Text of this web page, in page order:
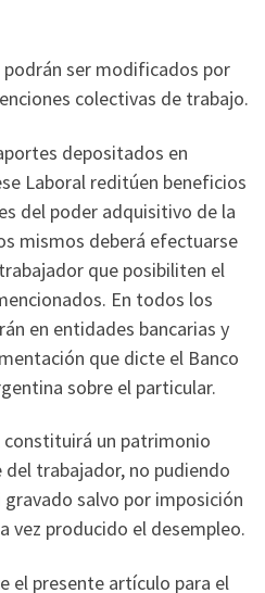
ser modificados por
colectivas de trabajo.
depositados en
Laboral reditúen beneficios
del poder adquisitivo de la
mismos deberá efectuarse
que posibiliten el
En todos los
en entidades bancarias y
que dicte el Banco
sobre el particular.
constituirá un patrimonio
del trabajador, no pudiendo
salvo por imposición
vez producido el desempleo.
el presente artículo para el